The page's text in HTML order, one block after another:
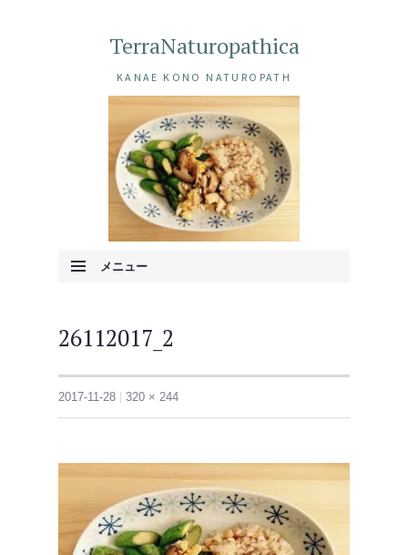
TerraNaturopathica
KANAE KONO NATUROPATH
メニュー
26112017_2
2017-11-28 320 × 244